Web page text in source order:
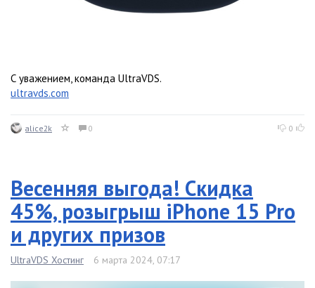
С уважением, команда UltraVDS.
ultravds.com
alice2k 0 0
Весенняя выгода! Скидка
45%, розыгрыш iPhone 15 Pro
и других призов
UltraVDS Хостинг 6 марта 2024, 07:17